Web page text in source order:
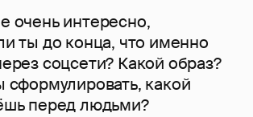
очень интересно,
ты до конца, что именно
соцсети? Какой образ?
сформулировать, какой
перед людьми?